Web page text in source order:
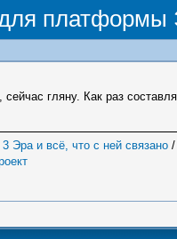
платформы
сейчас гляну. Как раз
3 Эра и всё, что с ней связано